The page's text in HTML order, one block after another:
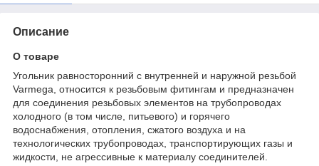
Описание
О товаре
Угольник равносторонний с внутренней и наружной резьбой
Varmega, относится к резьбовым фитингам и предназначен
для соединения резьбовых элементов на трубопроводах
холодного (в том числе, питьевого) и горячего
водоснабжения, отопления, сжатого воздуха и на
технологических трубопроводах, транспортирующих газы и
жидкости, не агрессивные к материалу соединителей.